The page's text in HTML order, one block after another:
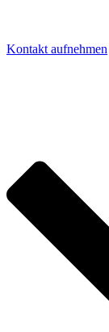
Kontakt aufnehmen